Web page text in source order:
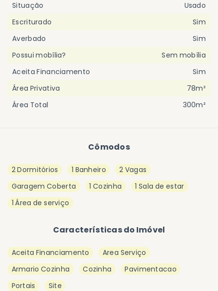
Cômodos
2 Dormitórios 1 Banheiro
2 Vagas
Garagem Coberta
1 Cozinha
1 Sala de estar
1 Área de serviço
Características do Imóvel
Aceita Financiamento
Area Serviço
Armario Cozinha
Cozinha
Pavimentacao
Portais
Site
Situação
Usado
Escriturado
Sim
Averbado
Sim
Possui mobília?
Sem mobília
Aceita Financiamento
Sim
Área Privativa
78m²
Área Total
300m²